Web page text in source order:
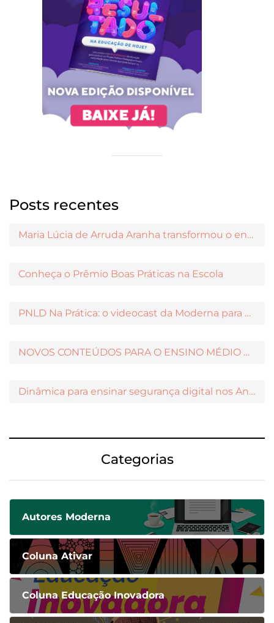
Posts recentes
Maria Lúcia de Arruda Aranha transformou o ensino de Filosofia no Brasil
Conheça o Prêmio Boas Práticas na Escola
PNLD Na Prática: o videocast da Moderna para apoiar a escolha das obras aprovadas
NOVOS CONTEÚDOS PARA O ENSINO MÉDIO DISPONÍVEIS NO MODERNAMIGOS
Dinâmica para ensinar segurança digital nos Anos Iniciais
Categorias
Autores Moderna
Coluna Ativar
Coluna Educação Inovadora